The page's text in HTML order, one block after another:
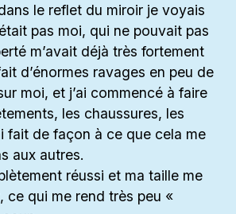
le reflet du miroir je voyais
pas moi, qui ne pouvait pas
m’avait déjà très fortement
d’énormes ravages en peu de
moi, et j’ai commencé à faire
les chaussures, les
fait de façon à ce que cela me
aux autres.
réussi et ma taille me
ce qui me rend très peu «